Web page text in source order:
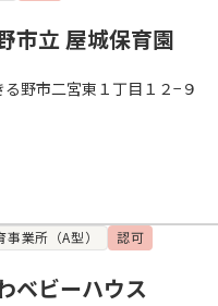
市立 屋城保育園
野市二宮東１丁目１２−９
業所（A型） 認可
ベビーハウス